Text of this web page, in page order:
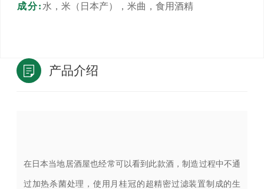
成分: 水，米（日本产），米曲，食用酒精
产品介绍
在日本当地居酒屋也经常可以看到此款酒，制造过程中不通
过加热杀菌处理，使用月桂冠的超精密过滤装置制成的生